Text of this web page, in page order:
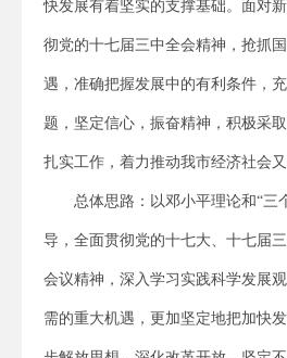
快发展有着坚实的支撑基础。面对
彻党的十七届三中全会精神，抢抓
遇，准确把握发展中的有利条件，
题，坚定信心，振奋精神，积极采
扎实工作，着力推动我市经济社会又
总体思路：以邓小平理论和“三
导，全面贯彻党的十七大、十七届
会议精神，深入学习实践科学发展
需的重大机遇，更加坚定地把加快